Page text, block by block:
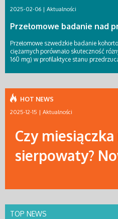
2025-02-06 | Aktualności
Przełomowe badanie nad
Przełomowe szwedzkie badanie
ciężarnych porównało skuteczność
160 mg) w profilaktyce stanu
2025-12-15 | Aktualności
HOT NEWS
Czy
sierpowaty?
TOP NEWS